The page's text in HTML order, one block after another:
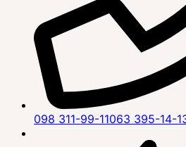
098 311-99-11063 395-14-